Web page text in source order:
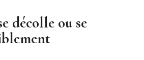
décolle ou se